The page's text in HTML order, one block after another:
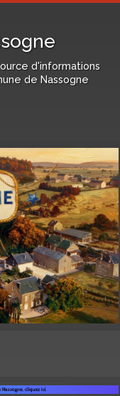
d'informations
de Nassogne